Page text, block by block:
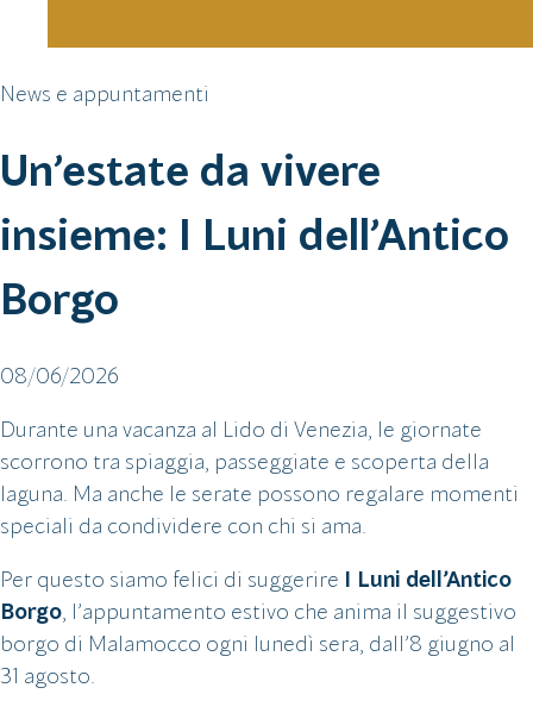
News e appuntamenti
Un’estate da vivere
insieme: I Luni dell’Antico
Borgo
08/06/2026
Durante una vacanza al Lido di Venezia, le giornate
scorrono tra spiaggia, passeggiate e scoperta della
laguna. Ma anche le serate possono regalare momenti
speciali da condividere con chi si ama.
Per questo siamo felici di suggerire I Luni dell’Antico
Borgo , l’appuntamento estivo che anima il suggestivo
borgo di Malamocco ogni lunedì sera, dall’8 giugno al
31 agosto.